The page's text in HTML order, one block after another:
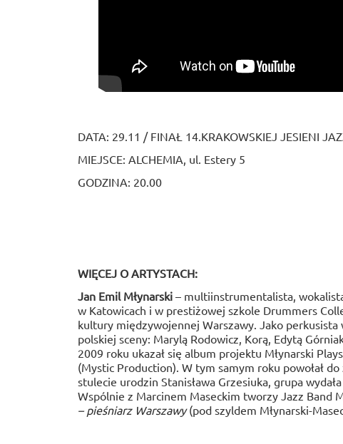
DATA: 29.11 / FINAŁ 14.KRAKOWSKIEJ JESIENI
MIEJSCE: ALCHEMIA, ul. Estery 5
GODZINA: 20.00
WIĘCEJ O ARTYSTACH:
Jan Emil Młynarski – multiinstrumentalista,
w Katowicach i w prestiżowej szkole Drummers
kultury międzywojennej Warszawy. Jako perkusista
polskiej sceny: Marylą Rodowicz, Korą, Edytą
2009 roku ukazał się album projektu Młynarski
(Mystic Production). W tym samym roku powołał
stulecie urodzin Stanisława Grzesiuka, grupa
Wspólnie z Marcinem Maseckim tworzy Jazz Band
– pieśniarz Warszawy(pod szyldem Młynarski-